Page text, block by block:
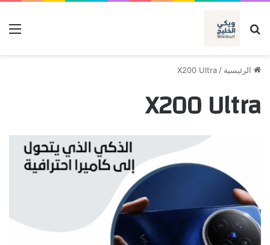
بحث عن
الرئيسية /
X200 Ultra
X200 Ultra